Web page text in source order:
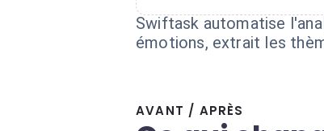
Swiftask automatise
émotions, extrait les
AVANT / APRÈS